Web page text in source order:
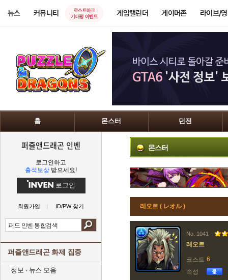
뉴스 커뮤니티
로스트아크
기대평 이벤트
게임캘린더 게이머존 라이브/
홈 몬스터 던전
퍼즐앤드래곤 인벤
로그인하고
출석보상 받으세요!
로그인
회원가입 ID/PW 찾기
퍼즐앤드래곤 화제 집중
정보 · 뉴스 모음
몬스터
레오르 ( レオル )
No. 1041
레오르
코스트 6
속성